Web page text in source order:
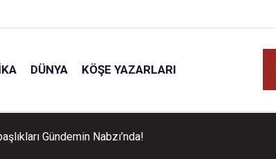
DÜNYA KÖŞE YAZARLARI
girdi